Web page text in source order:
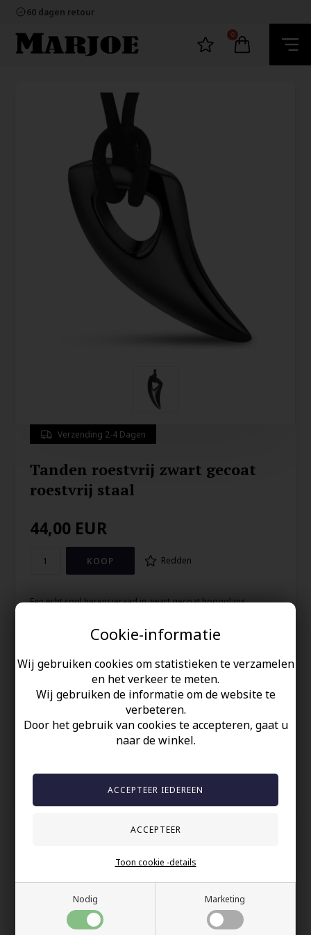
Cookie-informatie
Wij gebruiken cookies om statistieken te verzamelen
en het verkeer te meten.
Wij gebruiken de informatie om de website te
verbeteren.
Door het gebruik van cookies te accepteren, gaat u
naar de winkel.
Nodig Marketing
Toon cookie -details
60 dagen retour
Ecommerce Europe
100% nikkelvrij sieraden
60 dagen retour
0
Verzending 2-4 Dagen
Tanden roestvrij zwart gecoat
roestvrij staal
44,00 EUR
Redden
Een echt cool herensieraad in zwart gecoat hoogglans
Zwart gewaxt katoenen koord met een lengte van 63 cm dat op
De hanger meet 2 x 5 cm.
Op Voorraad
60 dagen retour
Snelle bezorging